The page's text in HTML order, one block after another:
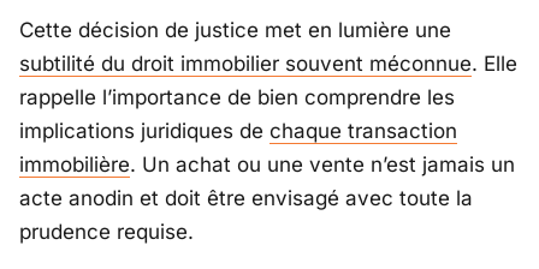
Cette décision de justice met en lumière une
subtilité du droit immobilier souvent méconnue. Elle
rappelle l’importance de bien comprendre les
implications juridiques de chaque transaction
immobilière. Un achat ou une vente n’est jamais un
acte anodin et doit être envisagé avec toute la
prudence requise.